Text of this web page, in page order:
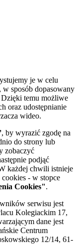
je w celu
w sposób dopasowany
temu możliwe
oraz udostępnianie
wideo.
, by wyrazić zgodę na
do strony lub
zobaczyć
podjąć
każdej chwili istnieje
- w stopce
Cookies".
serwisu jest
Kolegiackim 17,
dane jest
Centrum
12/14, 61-